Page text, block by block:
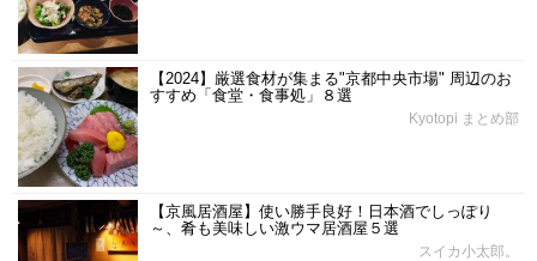
【2024】厳選食材が集まる"京都中央市場" 周辺のお
すすめ「食堂・食事処」８選
Kyotopi まとめ部
【京風居酒屋】使い勝手良好！日本酒でしっぽり
～、肴も美味しい激ウマ居酒屋５選
スイカ小太郎。